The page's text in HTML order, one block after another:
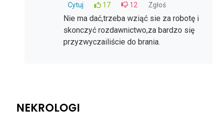
Cytuj
17 12 Zgłoś
Nie ma dać,trzeba wziąć sie za robotę i
skonczyć rozdawnictwo,za bardzo się
przyzwyczailiście do brania.
NEKROLOGI